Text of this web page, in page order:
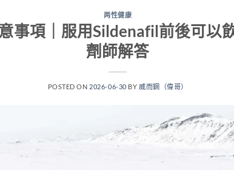
两性健康
事項｜服用Sildenafil前後可以
劑師解答
POSTED ON 2026-06-30 BY 威而鋼（偉哥）